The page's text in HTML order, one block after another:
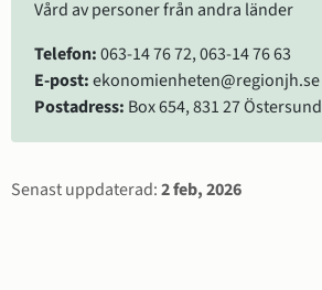
Vård av personer från andra länder
Telefon: 063-14 76 72, 063-14 76 63
E-post: ekonomienheten@regionjh.se
Postadress: Box 654, 831 27 Östersund
Sidinformation
Senast uppdaterad:2 feb, 2026